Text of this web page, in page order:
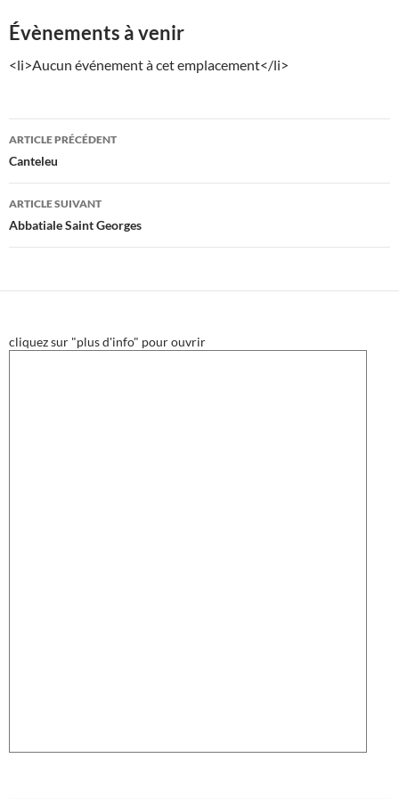
Évènements à venir
<li>Aucun événement à cet emplacement</li>
Navigation
des
articles
ARTICLE PRÉCÉDENT
Canteleu
ARTICLE SUIVANT
Abbatiale Saint Georges
cliquez sur "plus d'info" pour ouvrir